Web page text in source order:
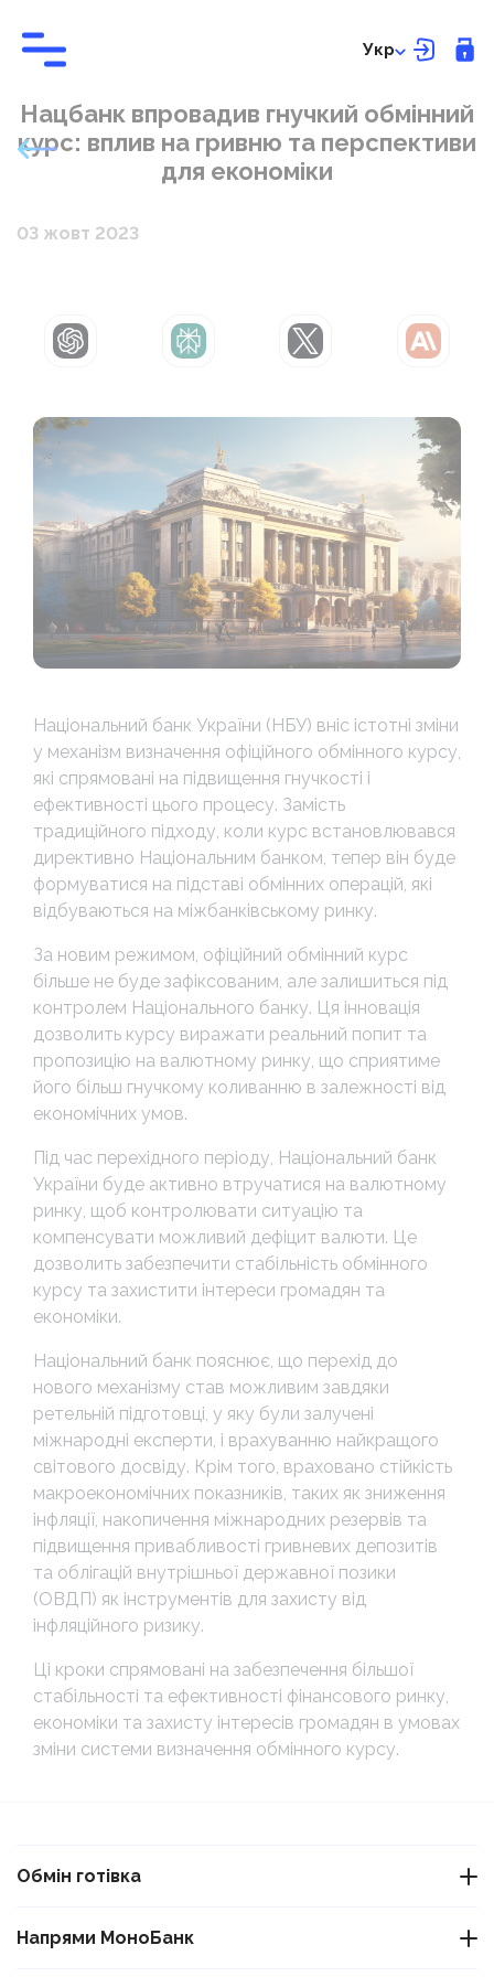
Укр
Нацбанк впровадив гнучкий обмінний
курс: вплив на гривню та перспективи
для економіки
03 жовт 2023
ChatGPT Perplexity Grok Claude
Національний банк України (НБУ) вніс істотні зміни
у механізм визначення офіційного обмінного курсу,
які спрямовані на підвищення гнучкості і
ефективності цього процесу. Замість
традиційного підходу, коли курс встановлювався
директивно Національним банком, тепер він буде
формуватися на підставі обмінних операцій, які
відбуваються на міжбанківському ринку.
За новим режимом, офіційний обмінний курс
більше не буде зафіксованим, але залишиться під
контролем Національного банку. Ця інновація
дозволить курсу виражати реальний попит та
пропозицію на валютному ринку, що сприятиме
його більш гнучкому коливанню в залежності від
економічних умов.
Під час перехідного періоду, Національний банк
України буде активно втручатися на валютному
ринку, щоб контролювати ситуацію та
компенсувати можливий дефіцит валюти. Це
дозволить забезпечити стабільність обмінного
курсу та захистити інтереси громадян та
економіки.
Національний банк пояснює, що перехід до
нового механізму став можливим завдяки
ретельній підготовці, у яку були залучені
міжнародні експерти, і врахуванню найкращого
світового досвіду. Крім того, враховано стійкість
макроекономічних показників, таких як зниження
інфляції, накопичення міжнародних резервів та
підвищення привабливості гривневих депозитів
та облігацій внутрішньої державної позики
(ОВДП) як інструментів для захисту від
інфляційного ризику.
Ці кроки спрямовані на забезпечення більшої
стабільності та ефективності фінансового ринку,
економіки та захисту інтересів громадян в умовах
зміни системи визначення обмінного курсу.
Обмін готівка
Обмін USDT Варшава
Напрями МоноБанк